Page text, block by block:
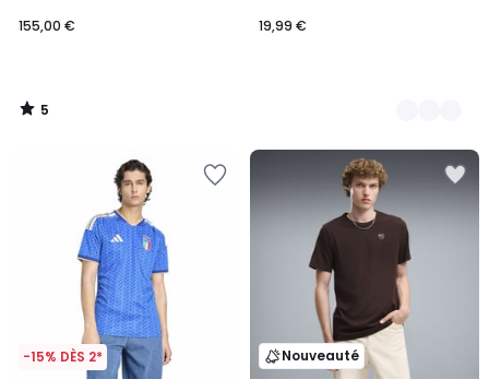
155,00 €
5
/
19,99 €
-15% DÈS 2* Nouveauté